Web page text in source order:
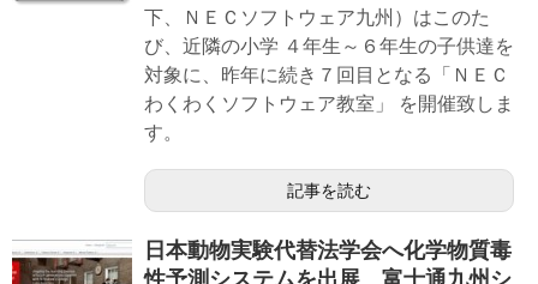
下、ＮＥＣソフトウェア九州）はこのた
び、近隣の小学 ４年生～６年生の子供達を
対象に、昨年に続き７回目となる「ＮＥＣ
わくわくソフトウェア教室」 を開催致しま
す。
記事を読む
日本動物実験代替法学会へ化学物質毒
性予測システムを出展 富士通九州シ